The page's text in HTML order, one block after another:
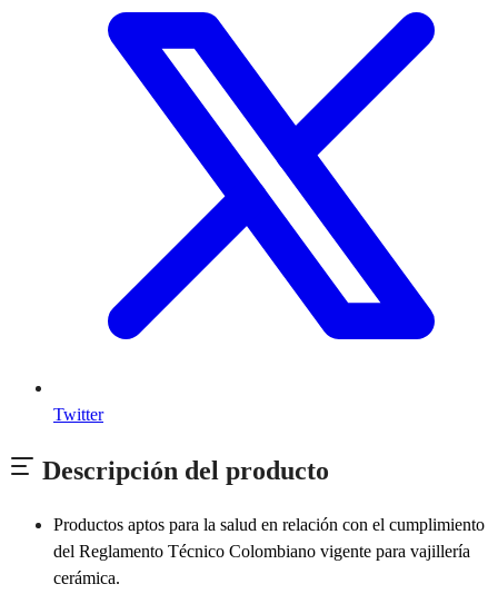
Twitter
Descripción del producto
Productos aptos para la salud en relación con el cumplimiento
del Reglamento Técnico Colombiano vigente para vajillería
cerámica.